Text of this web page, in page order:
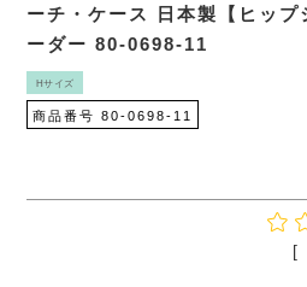
ーチ・ケース 日本製【ヒップ
ーダー 80-0698-11
Hサイズ
商品番号 80-0698-11
[